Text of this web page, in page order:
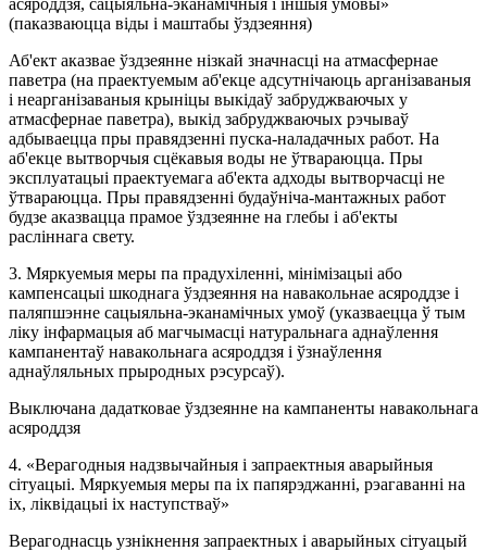
(паказваюцца віды і маштабы ўздзеяння)
Аб'ект аказвае ўздзеянне нізкай значнасці на атмасфернае
паветра (на праектуемым аб'екце адсутнічаюць арганізаваныя
і неарганізаваныя крыніцы выкідаў забруджваючых у
атмасфернае паветра), выкід забруджваючых рэчываў
адбываецца пры правядзенні пуска-наладачных работ. На
аб'екце вытворчыя сцёкавыя воды не ўтвараюцца. Пры
эксплуатацыі праектуемага аб'екта адходы вытворчасці не
ўтвараюцца. Пры правядзенні будаўніча-мантажных работ
будзе аказвацца прамое ўздзеянне на глебы і аб'екты
расліннага свету.
3. Мяркуемыя меры па прадухіленні, мінімізацыі або
кампенсацыі шкоднага ўздзеяння на навакольнае асяроддзе і
паляпшэнне сацыяльна-эканамічных умоў (указваецца ў тым
ліку інфармацыя аб магчымасці натуральнага аднаўлення
кампанентаў навакольнага асяроддзя і ўзнаўлення
аднаўляльных прыродных рэсурсаў).
Выключана дадатковае ўздзеянне на кампаненты навакольнага
асяроддзя
4. «Верагодныя надзвычайныя і запраектныя аварыйныя
сітуацыі. Мяркуемыя меры па іх папярэджанні, рэагаванні на
іх, ліквідацыі іх наступстваў»
Верагоднасць узнікнення запраектных і аварыйных сітуацый